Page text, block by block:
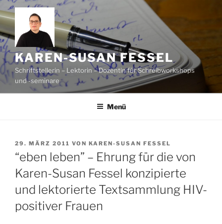
Zum
Inhalt
springen
KAREN-SUSAN FESSEL
Schriftstellerin – Lektorin – Dozentin für Schreibworkshops
und -seminare
Menü
VERÖFFENTLICHT
AM
29. MÄRZ 2011 VON KAREN-SUSAN FESSEL
“eben leben” – Ehrung für die von
Karen-Susan Fessel konzipierte
und lektorierte Textsammlung HIV-
positiver Frauen